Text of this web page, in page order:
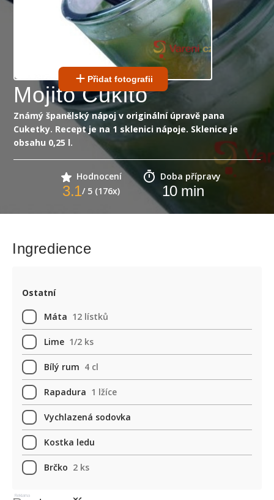
Přidat fotografii
Mojito Cukito
Známý španělský nápoj v originální úpravě pana
Cuketky. Recept je na 1 sklenici nápoje. Sklenice je
obsahu 0,25 l.
Hodnocení
3.1/ 5 (176x)
Doba přípravy
10min
Ingredience
Ostatní
Máta 12 lístků
Lime 1/2 ks
Bílý rum 4 cl
Rapadura 1 lžíce
Vychlazená sodovka
Kostka ledu
Brčko 2 ks
Reklama